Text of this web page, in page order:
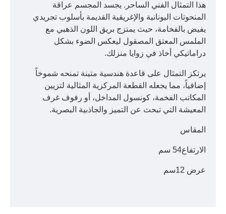
هذا التمثال الفني الساحر. يجسد المجسم عراقة
المنحوتات اليونانية والإغريقية القديمة بأسلوب تجريدي
يفيض بالفخامة، حيث يمتزج بريق اللون الذهبي مع
الملمس المعتق المصقول ليعكس الضوء بشكل
دراماتيكي أخاذ في زوايا منزلك.
يرتكز التمثال على قاعدة هندسية متينة تمنحه شموخاً
إضافياً، مما يجعله القطعة المركزية المثالية لتزيين
المكاتب الفخمة، كونسول المداخل، أو رفوف غرف
المعيشة التي تبحث عن التميز والجاذبية البصرية.
المقاس
الارتفاع54 سم
عرض 12سم